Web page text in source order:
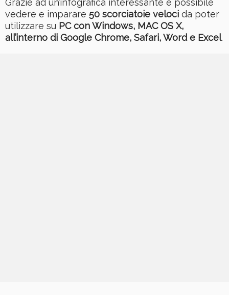
Grazie ad un’infografica interessante è possibile
vedere e imparare 50 scorciatoie veloci da poter
utilizzare su PC con Windows, MAC OS X,
all’interno di Google Chrome, Safari, Word e Excel.